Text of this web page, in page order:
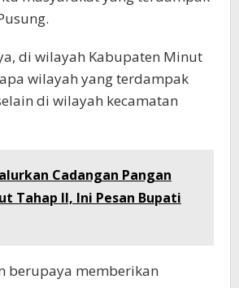
di wilayah Kabupaten Minut
wilayah yang terdampak
di wilayah kecamatan
Cadangan Pangan
Tahap II, Ini Pesan Bupati
berupaya memberikan